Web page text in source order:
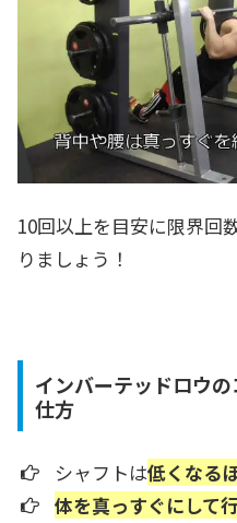
10回以上を目安に限界回
りましょう！
インバーテッドロウ
仕方
シャフトは低くなる
体を真っすぐにして